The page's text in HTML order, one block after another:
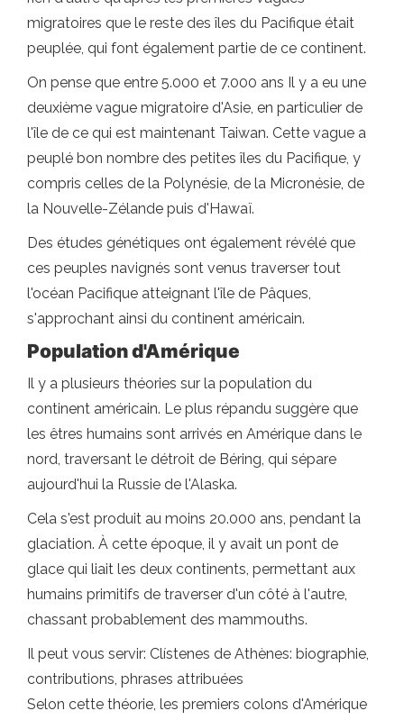
migratoires que le reste des îles du Pacifique était
peuplée, qui font également partie de ce continent.
On pense que entre 5.000 et 7.000 ans Il y a eu une
deuxième vague migratoire d'Asie, en particulier de
l'île de ce qui est maintenant Taiwan. Cette vague a
peuplé bon nombre des petites îles du Pacifique, y
compris celles de la Polynésie, de la Micronésie, de
la Nouvelle-Zélande puis d'Hawaï.
Des études génétiques ont également révélé que
ces peuples navignés sont venus traverser tout
l'océan Pacifique atteignant l'île de Pâques,
s'approchant ainsi du continent américain.
Population d'Amérique
Il y a plusieurs théories sur la population du
continent américain. Le plus répandu suggère que
les êtres humains sont arrivés en Amérique dans le
nord, traversant le détroit de Béring, qui sépare
aujourd'hui la Russie de l'Alaska.
Cela s'est produit au moins 20.000 ans, pendant la
glaciation. À cette époque, il y avait un pont de
glace qui liait les deux continents, permettant aux
humains primitifs de traverser d'un côté à l'autre,
chassant probablement des mammouths.
Il peut vous servir: Clístenes de Athènes: biographie,
contributions, phrases attribuées
Selon cette théorie, les premiers colons d'Amérique